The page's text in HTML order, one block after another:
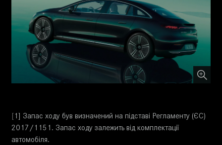
[1] Запас ходу був визначений на підставі Регламенту (ЄС)
2017/1151. Запас ходу залежить від комплектації
автомобіля.